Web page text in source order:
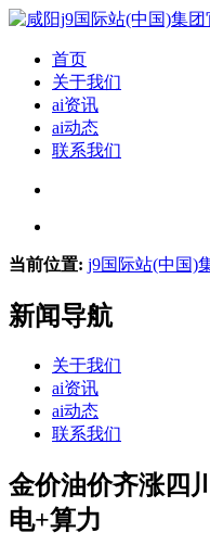
首页
关于我们
ai资讯
ai动态
联系我们
当前位置: j9国际站(中国)
新闻导航
关于我们
ai资讯
ai动态
联系我们
金价油价齐涨四
电+算力